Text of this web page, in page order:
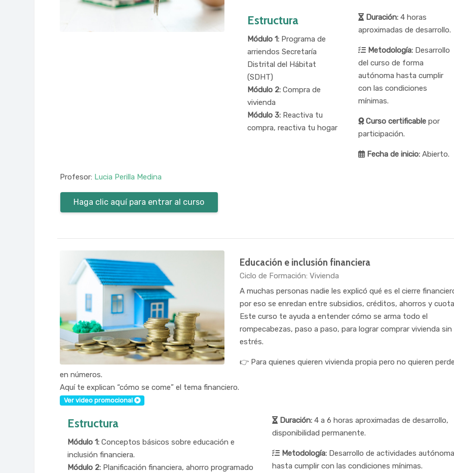
Estructura
Módulo 1: Programa de
arriendos Secretaría
Distrital del Hábitat
(SDHT)
Módulo 2: Compra de
vivienda
Módulo 3: Reactiva tu
compra, reactiva tu hogar
Duración:4 horas
aproximadas de desarrollo.
Metodología:Desarrollo
del curso de forma
autónoma hasta cumplir
con las condiciones
mínimas.
Curso certificablepor
participación.
Fecha de inicio:Abierto.
Profesor: Lucia Perilla Medina
Haga clic aquí para entrar al curso
Educación e inclusión financiera
Categoría de cursos
Ciclo de Formación: Vivienda
A muchas personas nadie les explicó qué es el cierre
por eso se enredan entre subsidios, créditos, ahorros y
Este curso te ayuda a entender cómo se arma todo el
rompecabezas, paso a paso, para lograr comprar vivienda sin
estrés.
👉 Para quienes quieren vivienda propia pero no quieren
en números.
Aquí te explican “cómo se come” el tema financiero.
Ver video promocional
Estructura
Módulo 1: Conceptos básicos sobre educación e
inclusión financiera.
Módulo 2: Planificación financiera, ahorro programado
Duración:4 a 6 horas aproximadas de desarrollo,
disponibilidad permanente.
Metodología:Desarrollo de actividades autónoma
hasta cumplir con las condiciones mínimas.